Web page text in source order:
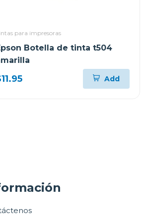
para impresoras
Botella de tinta t504
Add